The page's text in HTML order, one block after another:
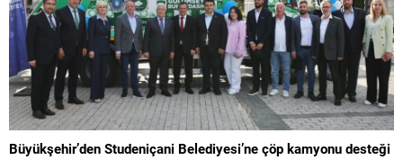
Büyükşehir’den Studeniçani Belediyesi’ne çöp kamyonu desteği